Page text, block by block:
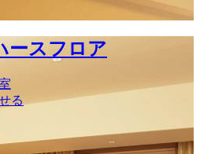
ースフロア
る